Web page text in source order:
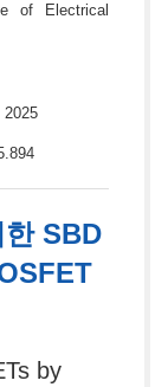
of Electrical
2025
SBD
by